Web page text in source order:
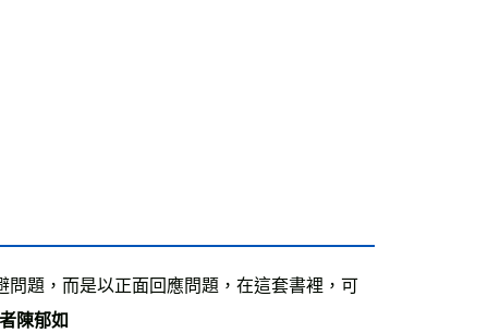
題，而是以正面回應問題，在這套書裡，可
陳郁如